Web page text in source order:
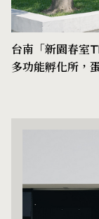
台南「新園春室
多功能孵化所，